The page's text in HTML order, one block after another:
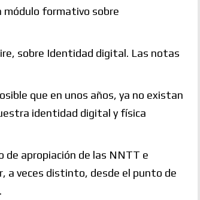
módulo formativo sobre
sobre Identidad digital. Las notas
que en unos años, ya no existan
identidad digital y física
apropiación de las NNTT e
a veces distinto, desde el punto de